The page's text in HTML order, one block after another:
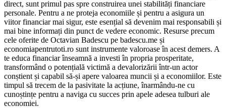
direct, sunt primul pas spre construirea unei stabilități financiare
personale. Pentru a ne proteja economiile și pentru a asigura un
viitor financiar mai sigur, este esențial să devenim mai responsabili și
mai bine informați din punct de vedere economic. Resurse precum
cele oferite de Octavian Badescu pe badescu.me și
economiapentrutoti.ro sunt instrumente valoroase în acest demers. A
te educa financiar înseamnă a investi în propria prosperitate,
transformând o potențială victimă a devalorizării într-un actor
conștient și capabil să-și apere valoarea muncii și a economiilor. Este
timpul să trecem de la pasivitate la acțiune, înarmându-ne cu
cunoștințe pentru a naviga cu succes prin apele adesea tulburi ale
economiei.